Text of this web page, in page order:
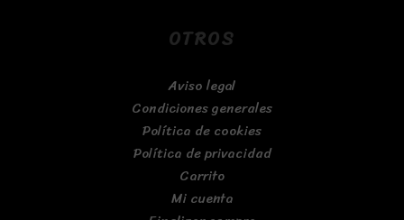
OTROS
Aviso legal
Condiciones generales
Política de cookies
Política de privacidad
Carrito
Mi cuenta